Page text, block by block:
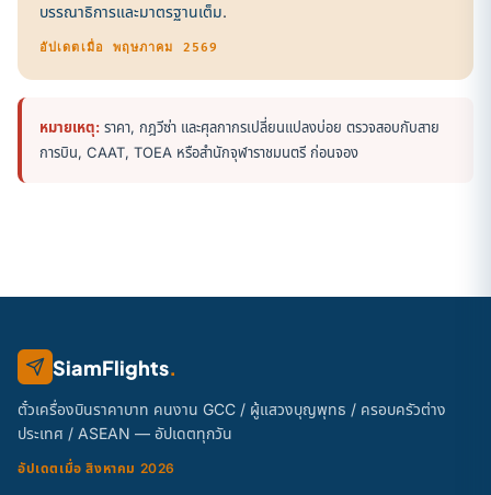
บรรณาธิการและมาตรฐานเต็ม.
อัปเดตเมื่อ พฤษภาคม 2569
หมายเหตุ: ราคา, กฎวีซ่า และศุลกากรเปลี่ยนแปลงบ่อย ตรวจสอบกับสาย
การบิน, CAAT, TOEA หรือสำนักจุฬาราชมนตรี ก่อนจอง
SiamFlights.
ตั๋วเครื่องบินราคาบาท คนงาน GCC / ผู้แสวงบุญพุทธ / ครอบครัวต่าง
ประเทศ / ASEAN — อัปเดตทุกวัน
อัปเดตเมื่อ สิงหาคม 2026